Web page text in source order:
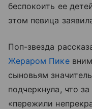
беспокоить ее
этом певица
Поп-звезда
Жераром Пике
сыновьям
подчеркнула, что
«пережили